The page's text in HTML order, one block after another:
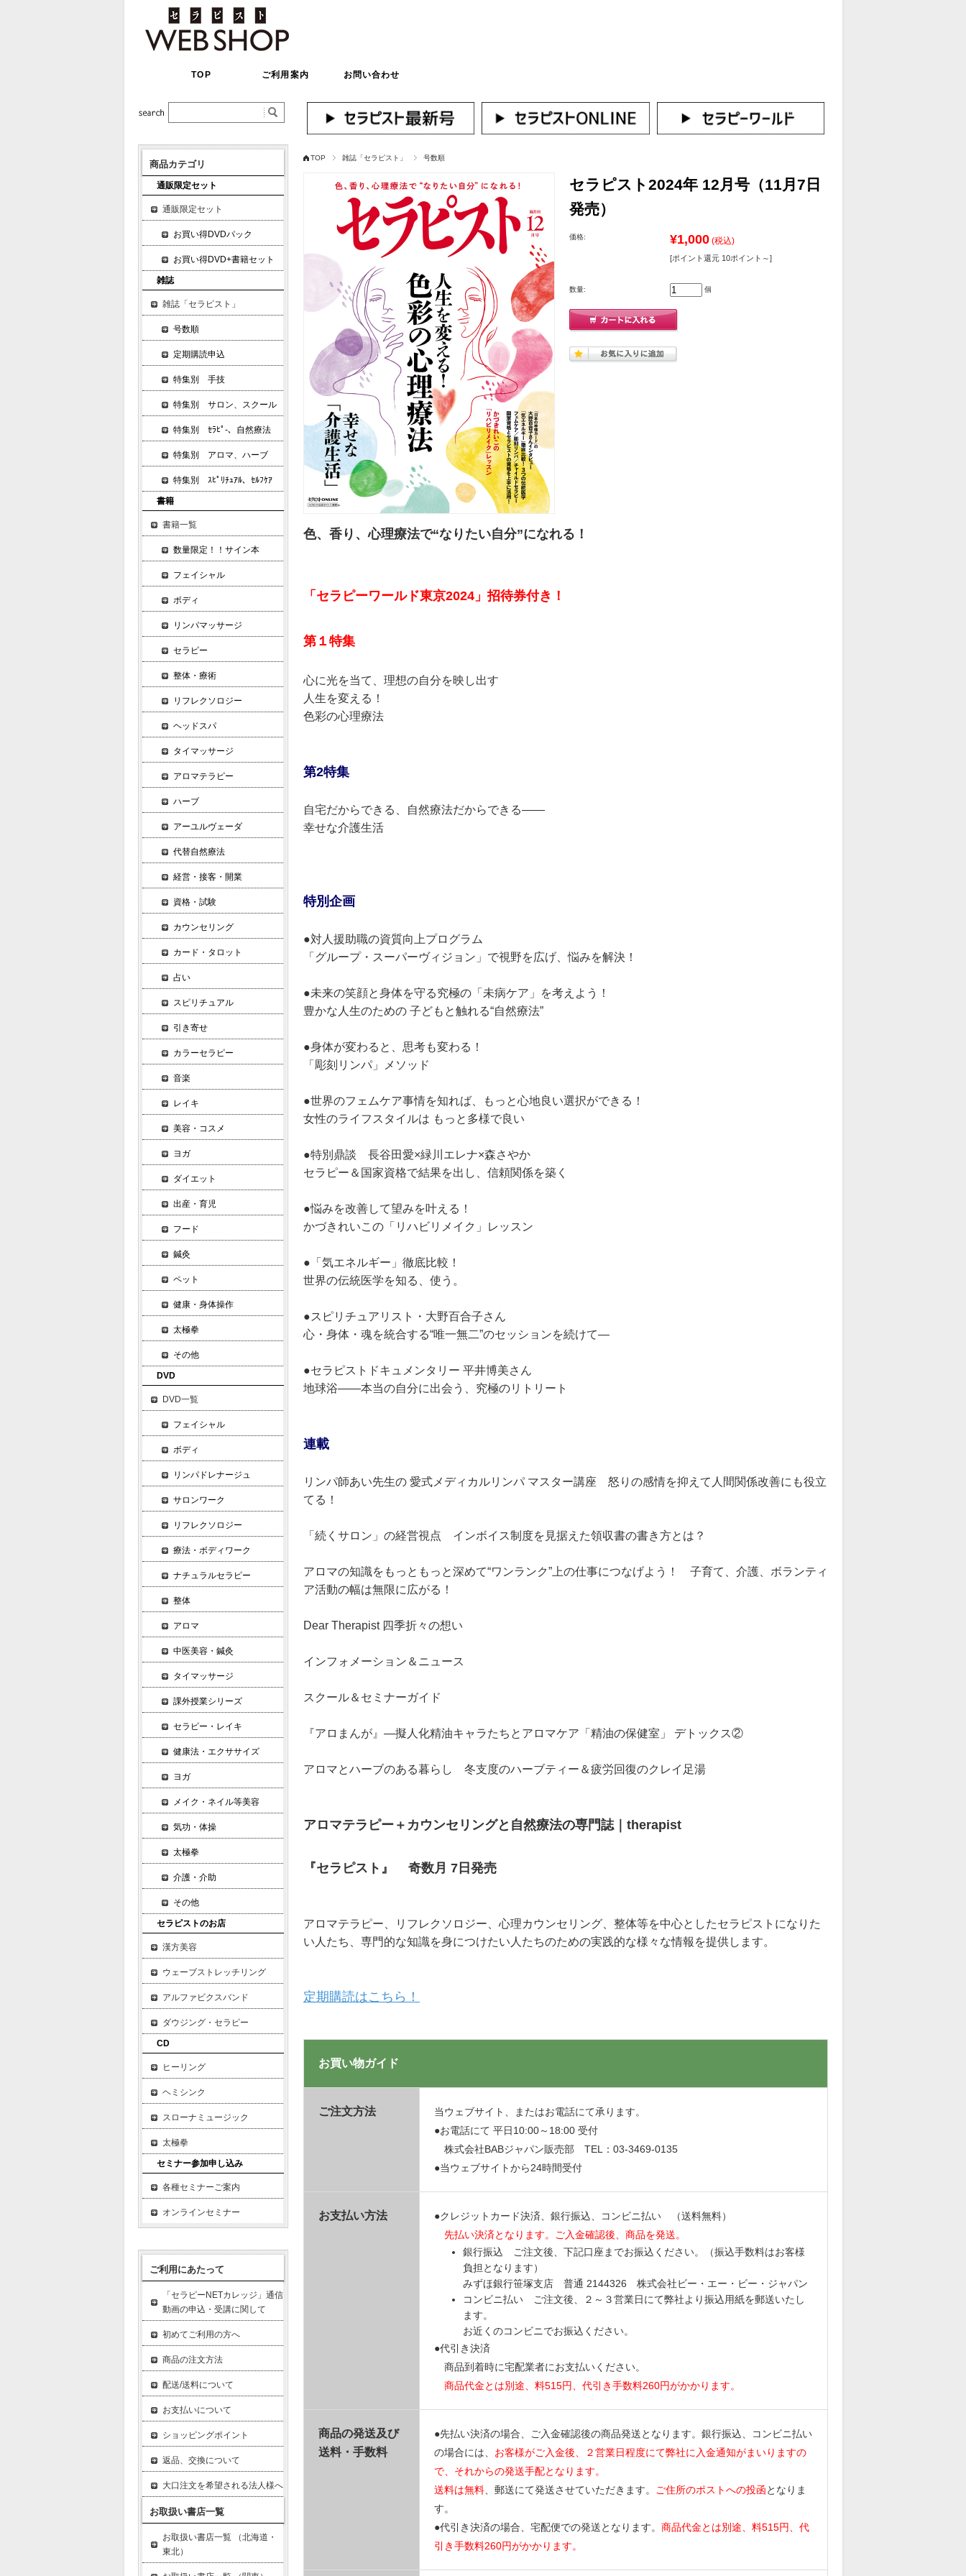
TOP ご利用案内 お問い合わせ
TOP 雑誌「セラピスト」 号数順
セラピスト2024年 12月号（11月7日
発売）
価格: ¥1,000 (税込)
[ポイント還元 10ポイント～]
数量: 個
色、香り、心理療法で“なりたい自分”になれる！
「セラピーワールド東京2024」招待券付き！
第１特集
心に光を当て、理想の自分を映し出す
人生を変える！
色彩の心理療法
第2特集
自宅だからできる、自然療法だからできる――
幸せな介護生活
特別企画
●対人援助職の資質向上プログラム
「グループ・スーパーヴィジョン」で視野を広げ、悩みを解決！
●未来の笑顔と身体を守る究極の「未病ケア」を考えよう！
豊かな人生のための 子どもと触れる“自然療法”
●身体が変わると、思考も変わる！
「彫刻リンパ」メソッド
●世界のフェムケア事情を知れば、もっと心地良い選択ができる！
女性のライフスタイルは もっと多様で良い
●特別鼎談 長谷田愛×緑川エレナ×森さやか
セラピー＆国家資格で結果を出し、信頼関係を築く
●悩みを改善して望みを叶える！
かづきれいこの「リハビリメイク」レッスン
●「気エネルギー」徹底比較！
世界の伝統医学を知る、使う。
●スピリチュアリスト・大野百合子さん
心・身体・魂を統合する“唯一無二”のセッションを続けて―
●セラピストドキュメンタリー 平井博美さん
地球浴――本当の自分に出会う、究極のリトリート
連載
リンパ師あい先生の 愛式メディカルリンパ マスター講座 怒りの感情を抑えて人間関係改善にも役立
てる！
「続くサロン」の経営視点 インボイス制度を見据えた領収書の書き方とは？
アロマの知識をもっともっと深めて“ワンランク”上の仕事につなげよう！ 子育て、介護、ボランティ
ア活動の幅は無限に広がる！
Dear Therapist 四季折々の想い
インフォメーション＆ニュース
スクール＆セミナーガイド
『アロまんが』―擬人化精油キャラたちとアロマケア「精油の保健室」 デトックス②
アロマとハーブのある暮らし 冬支度のハーブティー＆疲労回復のクレイ足湯
アロマテラピー＋カウンセリングと自然療法の専門誌｜therapist
『セラピスト』 奇数月 7日発売
アロマテラピー、リフレクソロジー、心理カウンセリング、整体等を中心としたセラピストになりた
い人たち、専門的な知識を身につけたい人たちのための実践的な様々な情報を提供します。
定期購読はこちら！
お買い物ガイド
ご注文方法
当ウェブサイト、またはお電話にて承ります。
●お電話にて 平日10:00～18:00 受付
株式会社BABジャパン販売部 TEL：03-3469-0135
●当ウェブサイトから24時間受付
お支払い方法
●クレジットカード決済、銀行振込、コンビニ払い （送料無料）
先払い決済となります。ご入金確認後、商品を発送。
銀行振込 ご注文後、下記口座までお振込ください。（振込手数料はお客様
負担となります）
みずほ銀行笹塚支店 普通 2144326 株式会社ビー・エー・ビー・ジャパン
コンビニ払い ご注文後、２～３営業日にて弊社より振込用紙を郵送いたし
ます。
お近くのコンビニでお振込ください。
●代引き決済
商品到着時に宅配業者にお支払いください。
商品代金とは別途、料515円、代引き手数料260円がかかります。
商品の発送及び
送料・手数料
●先払い決済の場合、ご入金確認後の商品発送となります。銀行振込、コンビニ払い
の場合には、 お客様がご入金後、２営業日程度にて弊社に入金通知がまいりますの
で、それからの発送手配となります。
送料は無料、郵送にて発送させていただきます。 ご住所のポストへの投函となりま
す。
●代引き決済の場合、宅配便での発送となります。 商品代金とは別途、料515円、代
引き手数料260円がかかります。
商品カテゴリ
通販限定セット
通販限定セット
お買い得DVDパック
お買い得DVD+書籍セット
雑誌
雑誌「セラピスト」
号数順
定期購読申込
特集別 手技
特集別 サロン、スクール
特集別 ｾﾗﾋﾟ-、自然療法
特集別 アロマ、ハーブ
特集別 ｽﾋﾟﾘﾁｭｱﾙ、ｾﾙﾌｹｱ
書籍
書籍一覧
数量限定！！サイン本
フェイシャル
ボディ
リンパマッサージ
セラピー
整体・療術
リフレクソロジー
ヘッドスパ
タイマッサージ
アロマテラピー
ハーブ
アーユルヴェーダ
代替自然療法
経営・接客・開業
資格・試験
カウンセリング
カード・タロット
占い
スピリチュアル
引き寄せ
カラーセラピー
音楽
レイキ
美容・コスメ
ヨガ
ダイエット
出産・育児
フード
鍼灸
ペット
健康・身体操作
太極拳
その他
DVD
DVD一覧
フェイシャル
ボディ
リンパドレナージュ
サロンワーク
リフレクソロジー
療法・ボディワーク
ナチュラルセラピー
整体
アロマ
中医美容・鍼灸
タイマッサージ
課外授業シリーズ
セラピー・レイキ
健康法・エクササイズ
ヨガ
メイク・ネイル等美容
気功・体操
太極拳
介護・介助
その他
セラピストのお店
漢方美容
ウェーブストレッチリング
アルファビクスバンド
ダウジング・セラピー
CD
ヒーリング
ヘミシンク
スローナミュージック
太極拳
セミナー参加申し込み
各種セミナーご案内
オンラインセミナー
ご利用にあたって
「セラピーNETカレッジ」通信
動画の申込・受講に関して
初めてご利用の方へ
商品の注文方法
配送/送料について
お支払いについて
ショッピングポイント
返品、交換について
大口注文を希望される法人様へ
お取扱い書店一覧
お取扱い書店一覧 （北海道・
東北）